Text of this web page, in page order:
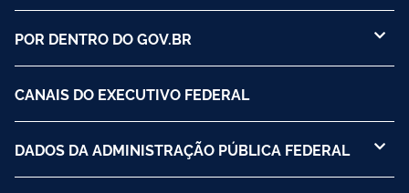
POR DENTRO DO GOV.BR
CANAIS DO EXECUTIVO FEDERAL
DADOS DA ADMINISTRAÇÃO PÚBLICA FEDERAL